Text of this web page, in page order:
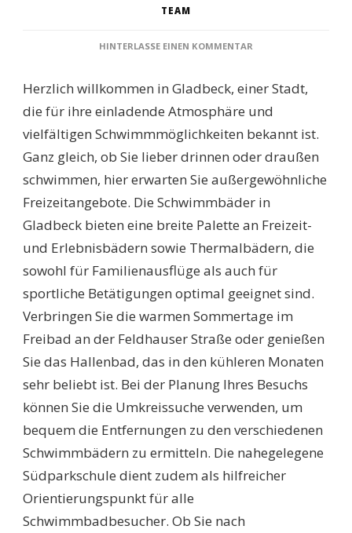
TEAM
HINTERLASSE EINEN KOMMENTAR
ENTDECKEN
DIE
BESTEN
ÖFFNUNGSZEITEN
UND
Herzlich willkommen in Gladbeck, einer Stadt,
die für ihre einladende Atmosphäre und
vielfältigen Schwimmmöglichkeiten bekannt ist.
Ganz gleich, ob Sie lieber drinnen oder draußen
schwimmen, hier erwarten Sie außergewöhnliche
Freizeitangebote. Die Schwimmbäder in
Gladbeck bieten eine breite Palette an Freizeit-
und Erlebnisbädern sowie Thermalbädern, die
sowohl für Familienausflüge als auch für
sportliche Betätigungen optimal geeignet sind.
Verbringen Sie die warmen Sommertage im
Freibad an der Feldhauser Straße oder genießen
Sie das Hallenbad, das in den kühleren Monaten
sehr beliebt ist. Bei der Planung Ihres Besuchs
können Sie die Umkreissuche verwenden, um
bequem die Entfernungen zu den verschiedenen
Schwimmbädern zu ermitteln. Die nahegelegene
Südparkschule dient zudem als hilfreicher
Orientierungspunkt für alle
Schwimmbadbesucher. Ob Sie nach